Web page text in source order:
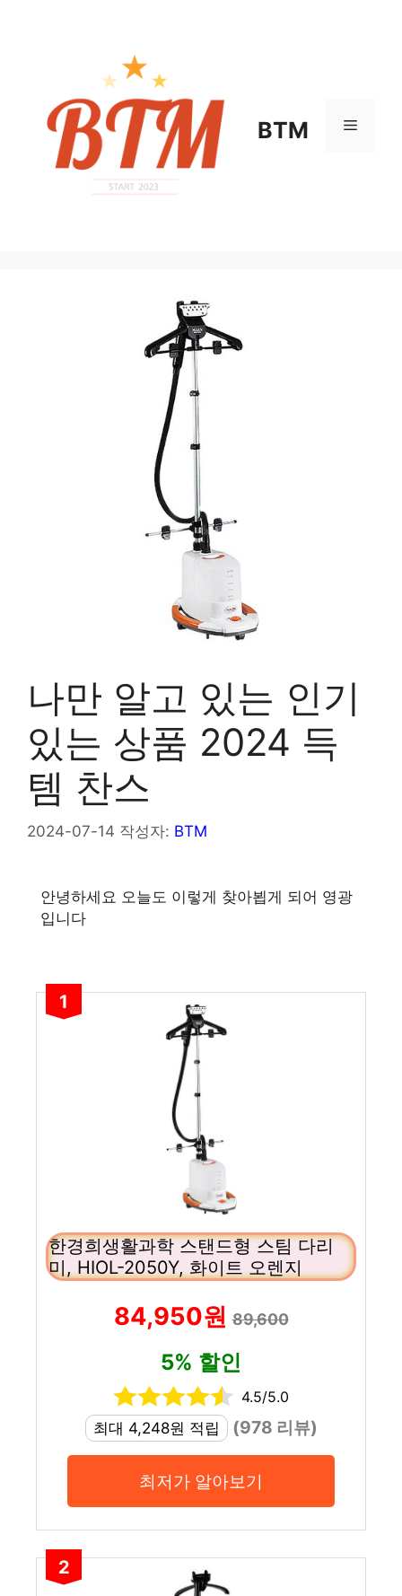
BTM 메
나만 알고 있는 인기
있는 상품 2024 득
템 찬스
2024-07-14 작성자: BTM
안녕하세요 오늘도 이렇게 찾아뵙게 되어 영광
입니다
1
한경희생활과학 스탠드형 스팀 다리
미, HIOL-2050Y, 화이트 오렌지
84,950원89,600
5% 할인
4.5/5.0
최대 4,248원 적립
(978 리뷰)
최저가 알아보기
2